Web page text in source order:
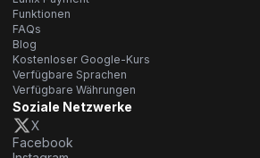
Funktionen
FAQs
Blog
Kostenloser Google-Kurs
Verfügbare Sprachen
Verfügbare Währungen
Soziale Netzwerke
X
Facebook